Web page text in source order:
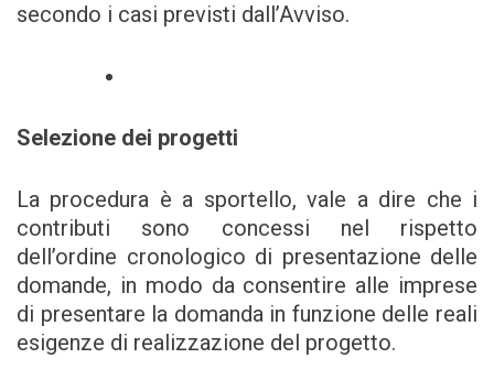
secondo i casi previsti dall’Avviso.
Selezione dei progetti
La procedura è a sportello, vale a dire che i
contributi sono concessi nel rispetto
dell’ordine cronologico di presentazione delle
domande, in modo da consentire alle imprese
di presentare la domanda in funzione delle reali
esigenze di realizzazione del progetto.